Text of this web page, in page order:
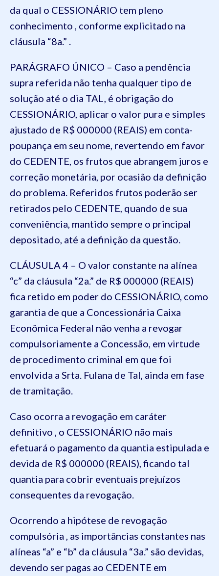
da qual o CESSIONÁRIO tem pleno
conhecimento , conforme explicitado na
cláusula “8a.” .
PARÁGRAFO ÚNICO – Caso a pendência
supra referida não tenha qualquer tipo de
solução até o dia TAL, é obrigação do
CESSIONÁRIO, aplicar o valor pura e simples
ajustado de R$ 000000 (REAIS) em conta-
poupança em seu nome, revertendo em favor
do CEDENTE, os frutos que abrangem juros e
correção monetária, por ocasião da definição
do problema. Referidos frutos poderão ser
retirados pelo CEDENTE, quando de sua
conveniência, mantido sempre o principal
depositado, até a definição da questão.
CLÁUSULA 4 – O valor constante na alínea
“c” da cláusula “2a.” de R$ 000000 (REAIS)
fica retido em poder do CESSIONÁRIO, como
garantia de que a Concessionária Caixa
Econômica Federal não venha a revogar
compulsoriamente a Concessão, em virtude
de procedimento criminal em que foi
envolvida a Srta. Fulana de Tal, ainda em fase
de tramitação.
Caso ocorra a revogação em caráter
definitivo , o CESSIONÁRIO não mais
efetuará o pagamento da quantia estipulada e
devida de R$ 000000 (REAIS), ficando tal
quantia para cobrir eventuais prejuízos
consequentes da revogação.
Ocorrendo a hipótese de revogação
compulsória , as importâncias constantes nas
alíneas “a” e “b” da cláusula “3a.” são devidas,
devendo ser pagas ao CEDENTE em